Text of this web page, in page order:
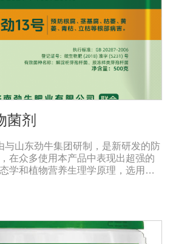
土壤中微生物的区域组成，有利于
的结构。(4)激活不溶化合物，提高
机肥含有固氮微生物，可以通过固
氮还原为可被作物吸收利用的成
的重要途径。
菌剂
与山东劲牛集团研制，是新研发的防
在众多使用本产品中表现出超强的
学和植物营养生理学原理，选用有
它利用微生物自身的寄生作用，并
和植物疾病、对细菌、真菌等具有
再辅助特殊增效剂，能快速、高效
害。不仅有效地预防和控制多种作